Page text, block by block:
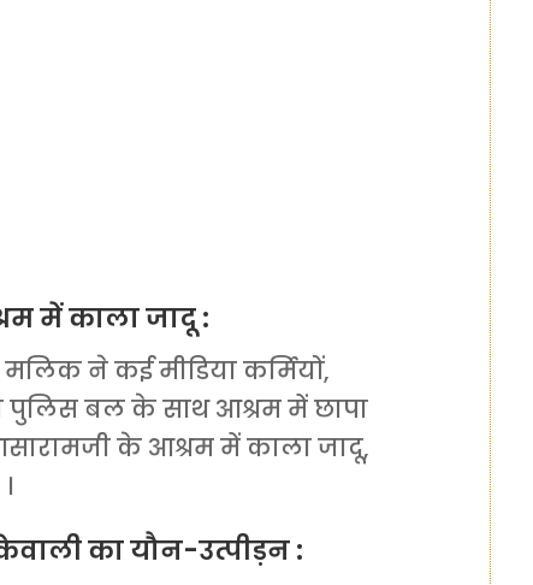
में काला जादू :
मलिक ने कई मीडिया कर्मियों,
पुलिस बल के साथ आश्रम में छापा
आसारामजी के आश्रम में काला जादू,
का यौन-उत्पीड़न :